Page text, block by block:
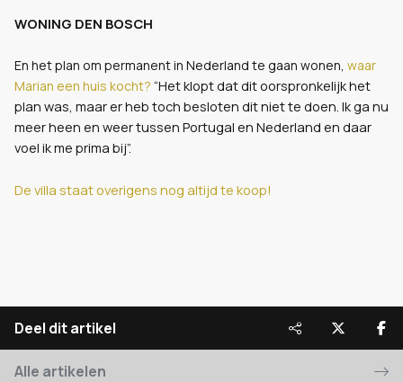
WONING DEN BOSCH
En het plan om permanent in Nederland te gaan wonen, waar
Marian een huis kocht? “Het klopt dat dit oorspronkelijk het
plan was, maar er heb toch besloten dit niet te doen. Ik ga nu
meer heen en weer tussen Portugal en Nederland en daar
voel ik me prima bij”.
De villa staat overigens nog altijd te koop!
Deel dit artikel
Alle artikelen